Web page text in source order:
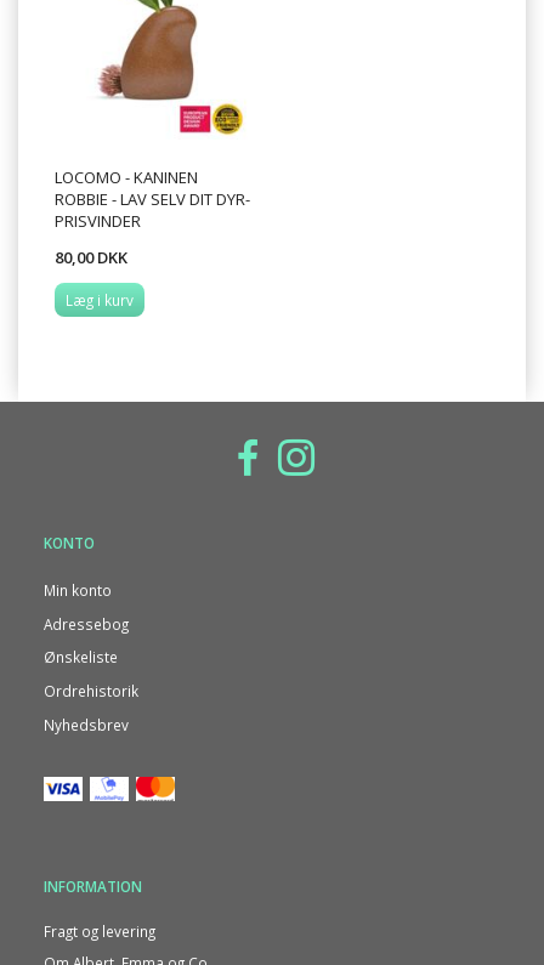
LOCOMO - KANINEN
ROBBIE - LAV SELV DIT DYR-
PRISVINDER
80,00 DKK
Læg i kurv
KONTO
Min konto
Adressebog
Ønskeliste
Ordrehistorik
Nyhedsbrev
INFORMATION
Fragt og levering